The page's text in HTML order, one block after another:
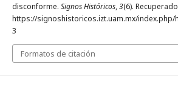
disconforme. Signos Históricos,3(6).
https://signoshistoricos.izt.uam.mx/
3
Formatos de citación